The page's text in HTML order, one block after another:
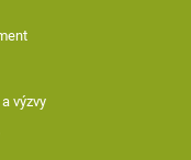
výzvy